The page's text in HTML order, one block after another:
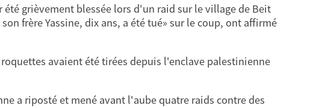
été grièvement blessée lors d'un raid sur le village de Beit
frère Yassine, dix ans, a été tué» sur le coup, ont affirmé
avaient été tirées depuis l'enclave palestinienne
a riposté et mené avant l'aube quatre raids contre des